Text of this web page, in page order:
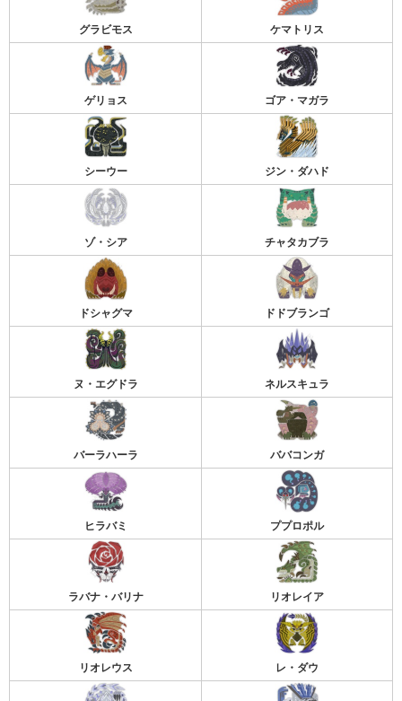
グラビモス ケマトリス
ゲリョス ゴア・マガラ
シーウー ジン・ダハド
ゾ・シア チャタカブラ
ドシャグマ ドドブランゴ
ヌ・エグドラ ネルスキュラ
バーラハーラ ババコンガ
ヒラバミ ププロポル
ラバナ・バリナ リオレイア
リオレウス レ・ダウ